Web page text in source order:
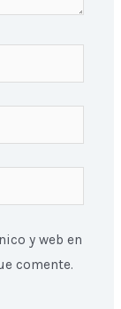
y web en
comente.